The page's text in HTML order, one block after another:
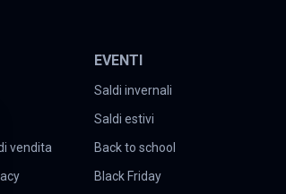
vendita
EVENTI
Saldi invernali
Saldi estivi
Back to school
Black Friday